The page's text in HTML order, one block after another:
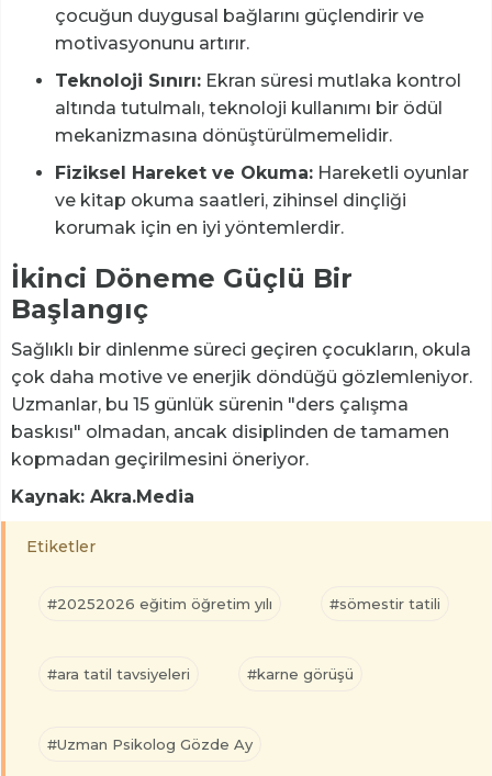
çocuğun duygusal bağlarını güçlendirir ve
motivasyonunu artırır.
Teknoloji Sınırı: Ekran süresi mutlaka kontrol
altında tutulmalı, teknoloji kullanımı bir ödül
mekanizmasına dönüştürülmemelidir.
Fiziksel Hareket ve Okuma: Hareketli oyunlar
ve kitap okuma saatleri, zihinsel dinçliği
korumak için en iyi yöntemlerdir.
İkinci Döneme Güçlü Bir
Başlangıç
Sağlıklı bir dinlenme süreci geçiren çocukların, okula
çok daha motive ve enerjik döndüğü gözlemleniyor.
Uzmanlar, bu 15 günlük sürenin "ders çalışma
baskısı" olmadan, ancak disiplinden de tamamen
kopmadan geçirilmesini öneriyor.
Kaynak: Akra.Media
Etiketler
#20252026 eğitim öğretim yılı #sömestir tatili
#ara tatil tavsiyeleri #karne görüşü
#Uzman Psikolog Gözde Ay